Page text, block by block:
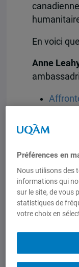
En voici
Anne
Guy Saint-
ex-
Les
Préférences en
Nous utilisons des
informations qui
sur le site, de vous
statistiques de
votre choix en